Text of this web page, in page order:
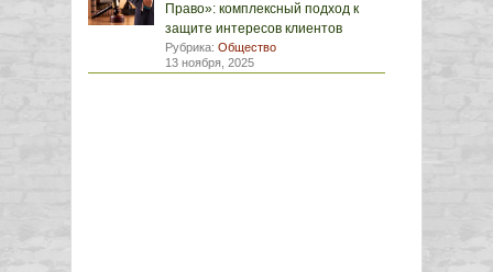
Право»: комплексный подход к
защите интересов клиентов
Рубрика: Общество
13 ноября, 2025